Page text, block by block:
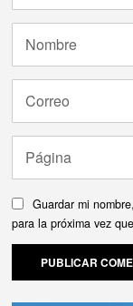
Guardar mi
para la próxima vez